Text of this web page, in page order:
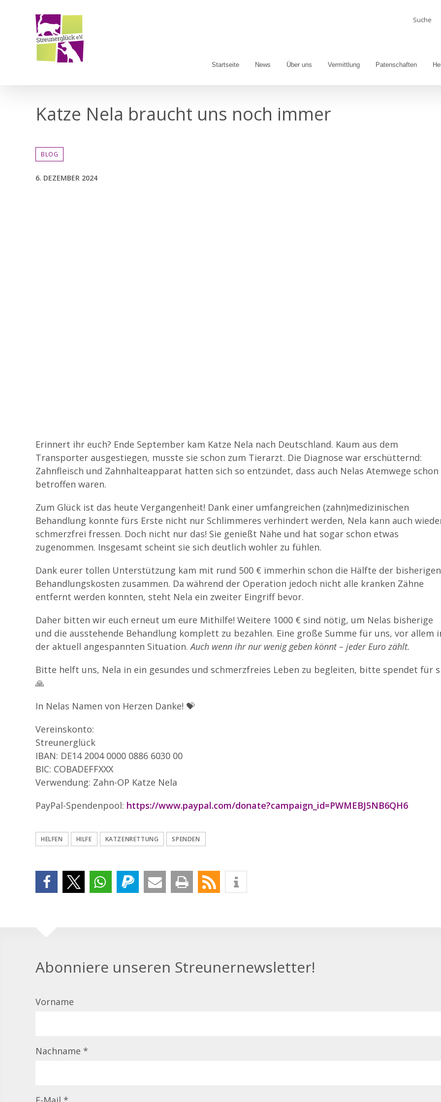
springen
Startseite News Über uns Vermittlung Patenschaften
Katze Nela braucht uns noch immer
BLOG
6. DEZEMBER 2024
– 241204_Nela_8
Erinnert ihr euch? Ende September kam Katze Nela nach Deutschland. Kaum aus dem
Transporter ausgestiegen, musste sie schon zum Tierarzt. Die Diagnose war erschütternd:
Zahnfleisch und Zahnhalteapparat hatten sich so entzündet, dass auch Nelas Atemwege schon
betroffen waren.
Zum Glück ist das heute Vergangenheit! Dank einer umfangreichen (zahn)medizinischen
Behandlung konnte fürs Erste nicht nur Schlimmeres verhindert werden, Nela kann auch
schmerzfrei fressen. Doch nicht nur das! Sie genießt Nähe und hat sogar schon etwas
zugenommen. Insgesamt scheint sie sich deutlich wohler zu fühlen.
Dank eurer tollen Unterstützung kam mit rund 500 € immerhin schon die Hälfte der bisherigen
Behandlungskosten zusammen. Da während der Operation jedoch nicht alle kranken Zähne
entfernt werden konnten, steht Nela ein zweiter Eingriff bevor.
Daher bitten wir euch erneut um eure Mithilfe! Weitere 1000 € sind nötig, um Nelas bisherige
und die ausstehende Behandlung komplett zu bezahlen. Eine große Summe für uns, vor allem
der aktuell angespannten Situation.Auch wenn ihr nur wenig geben könnt – jeder Euro zählt.
Bitte helft uns, Nela in ein gesundes und schmerzfreies Leben zu begleiten, bitte spendet für
🙏
In Nelas Namen von Herzen Danke! 💝
Vereinskonto:
Streunerglück
IBAN: DE14 2004 0000 0886 6030 00
BIC: COBADEFFXXX
Verwendung: Zahn-OP Katze Nela
PayPal-Spendenpool: https://www.paypal.com/donate?campaign_id=PWMEBJ5NB6QH6
HELFEN HILFE KATZENRETTUNG SPENDEN
Abonniere unseren Streunernewsletter!
Vorname
Nachname *